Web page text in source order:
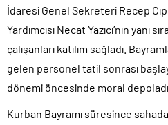
İdaresi Genel Sekreteri Recep
Yardımcısı Necat Yazıcı’nın yanı
çalışanları katılım sağladı.
gelen personel tatil sonrası
dönemi öncesinde moral depoladı.
Kurban Bayramı süresince